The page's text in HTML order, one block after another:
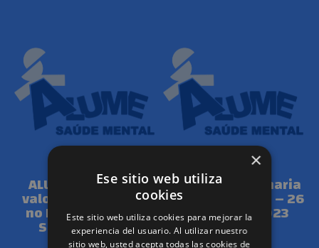
ALUME salienta o
valor da diferencia
no Día Mundial da
Saúde Mental
Asamblea Ordinaria
e Extraordinaria – 26
de Abril de 2023
×
Ese sitio web utiliza
cookies
Este sitio web utiliza cookies para mejorar la
experiencia del usuario. Al utilizar nuestro
sitio web, usted acepta todas las cookies de